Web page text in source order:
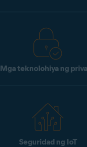
Mga teknolohiya ng
Seguridad ng IoT